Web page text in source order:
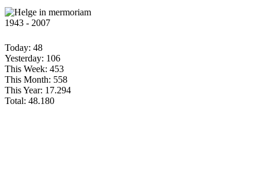
1943 - 2007
Today: 48
Yesterday: 106
This Week: 453
This Month: 558
This Year: 17.294
Total: 48.180